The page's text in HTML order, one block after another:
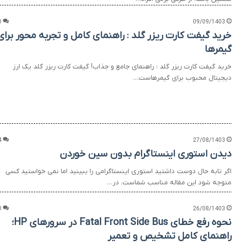
09/09/1403
خرید گیفت کارت ریزر گلد : راهنمای کامل و تجربه محور
گیمرها
خرید گیفت کارت ریزر گلد : راهنمای جامع و جذاب! گیفت کارت ریزر گلد یک ارز
دیجیتال محبوب برای گیمرهاست…
27/08/1403
دیدن استوری اینستاگرام بدون سین خوردن
اگر تابه حال دوست داشتید استوری اینستاگرامی را ببینید اما نمی خواستید کسی
متوجه شود این مقاله مناسب شماست. در…
26/08/1403
نحوه رفع خطای Fatal Front Side Bus در سرورهای HP؛
راهنمای کامل تشخیص و تعمیر